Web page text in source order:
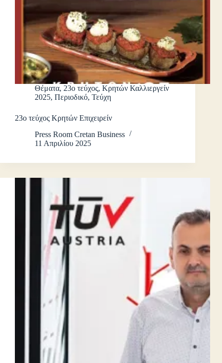
Θέματα, 23ο τεύχος, Κρητών Καλλιεργείν
2025, Περιοδικό, Τεύχη
23ο τεύχος Κρητών Επιχειρείν
Press Room Cretan Business
11 Απριλίου 2025